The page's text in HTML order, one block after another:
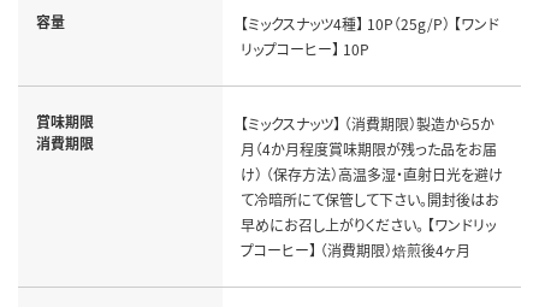
容量
【ミックスナッツ4種】 10P（25g/P） 【ワンド
リップコーヒー】 10P
賞味期限
消費期限
【ミックスナッツ】 （消費期限）製造から5か
月（4か月程度賞味期限が残った品をお届
け） （保存方法）高温多湿・直射日光を避け
て冷暗所にて保管して下さい。開封後はお
早めにお召し上がりください。 【ワンドリッ
プコーヒー】 （消費期限）焙煎後4ヶ月